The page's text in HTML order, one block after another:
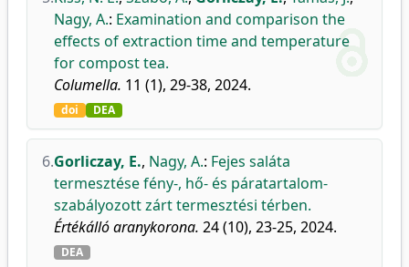
Nagy, A.: Examination and comparison the
effects of extraction time and temperature
for compost tea.
Columella. 11 (1), 29-38, 2024.
doi DEA
6.Gorliczay, E., Nagy, A.: Fejes saláta
termesztése fény-, hő- és páratartalom-
szabályozott zárt termesztési térben.
Értékálló aranykorona. 24 (10), 23-25, 2024.
DEA